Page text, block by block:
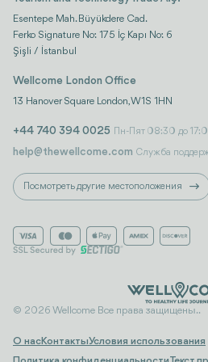
Esentepe Mah. Büyükdere Cad.
Ferko Signature No: 175 İç Kapı No: 6
Şişli / İstanbul
Wellcome London Office
13 Hanover Square London, W1S 1HN
+44 740 394 0025 Пн-Пят 08:30 до
help@thewellcome.com Служба
Посмотреть другие местоположения
© 2026 Wellcome Все права защищены..
О насКонтактыУсловия использования